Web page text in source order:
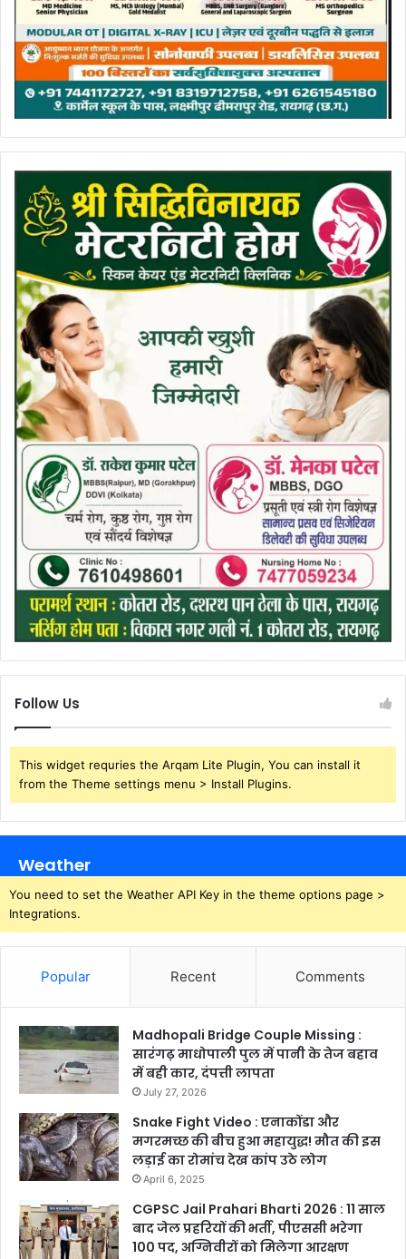
Follow Us
This widget requries the Arqam Lite Plugin, You can install it
from the Theme settings menu > Install Plugins.
Weather
You need to set the Weather API Key in the theme options page >
Integrations.
Popular Recent Comments
Madhopali Bridge Couple Missing :
सारंगढ़ माधोपाली पुल में पानी के तेज बहाव
में बही कार, दंपत्ती लापता
July 27, 2026
Snake Fight Video : एनाकोंडा और
मगरमच्छ की बीच हुआ महायुद्ध! मौत की इस
लड़ाई का रोमांच देख कांप उठे लोग
April 6, 2025
CGPSC Jail Prahari Bharti 2026 : 11 साल
बाद जेल प्रहरियों की भर्ती, पीएससी भरेगा
100 पद, अग्निवीरों को मिलेगा आरक्षण